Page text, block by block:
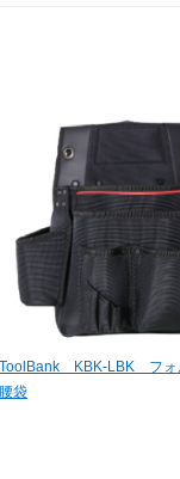
ToolBank KBK-LBK フォ
腰袋